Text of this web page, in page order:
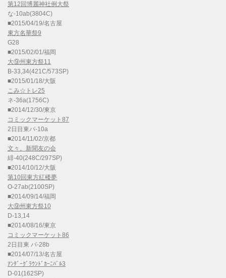
第12回博麗神社例大祭
な-10ab(3804C)
■2015/04/19/名古屋
東方名華祭9
G28
■2015/02/01/福岡
大⑨州東方祭11
B-33,34(421C/573SP)
■2015/01/18/大阪
こみ☆トレ25
ネ-36a(1756C)
■2014/12/30/東京
コミックマーケット87
2日目東パ-10a
■2014/11/02/京都
文々。新聞友の会
緋-40(248C/297SP)
■2014/10/12/大阪
第10回東方紅楼夢
O-27ab(2100SP)
■2014/09/14/福岡
大⑨州東方祭10
D-13,14
■2014/08/16/東京
コミックマーケット86
2日目東 パ-28b
■2014/07/13/名古屋
ｱﾝﾀﾞｰｸﾞﾗｳﾝﾄﾞｶｰﾆﾊﾞﾙ3
D-01(162SP)